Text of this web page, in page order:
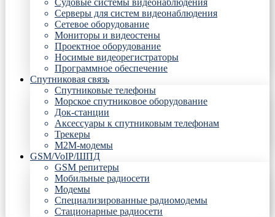
Судовые системы видеонаблюдения
Серверы для систем видеонаблюдения
Сетевое оборудование
Мониторы и видеостены
Проектное оборудование
Носимые видеорегистраторы
Программное обеспечение
Спутниковая связь
Спутниковые телефоны
Морское спутниковое оборудование
Док-станции
Аксессуары к спутниковым телефонам
Трекеры
М2М-модемы
GSM/VoIP/ШПД
GSM репитеры
Мобильные радиосети
Модемы
Специализированные радиомодемы
Стационарные радиосети